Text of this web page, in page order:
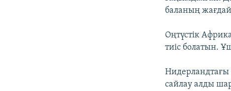
баланың
Оңтүстік
тиіс болатын.
Нидерландтағы
сайлау алды